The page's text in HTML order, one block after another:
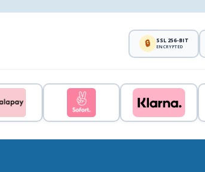
🔒 SSL 256-BIT
ENCRYPTED